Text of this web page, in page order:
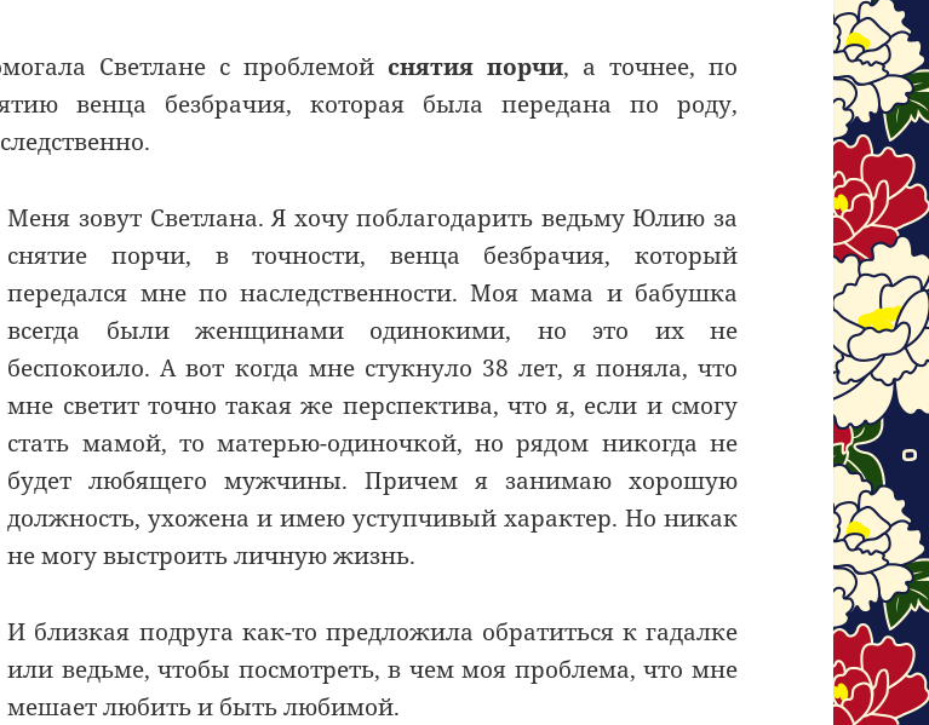
Светлане с проблемой снятия порчи, а точнее, по
венца безбрачия, которая была передана по роду,
Меня зовут Светлана. Я хочу поблагодарить ведьму Юлию за
снятие порчи, в точности, венца безбрачия, который
передался мне по наследственности. Моя мама и бабушка
всегда были женщинами одинокими, но это их не
беспокоило. А вот когда мне стукнуло 38 лет, я поняла, что
мне светит точно такая же перспектива, что я, если и смогу
стать мамой, то матерью-одиночкой, но рядом никогда не
будет любящего мужчины. Причем я занимаю хорошую
должность, ухожена и имею уступчивый характер. Но никак
не могу выстроить личную жизнь.
И близкая подруга как-то предложила обратиться к гадалке
или ведьме, чтобы посмотреть, в чем моя проблема, что мне
мешает любить и быть любимой.